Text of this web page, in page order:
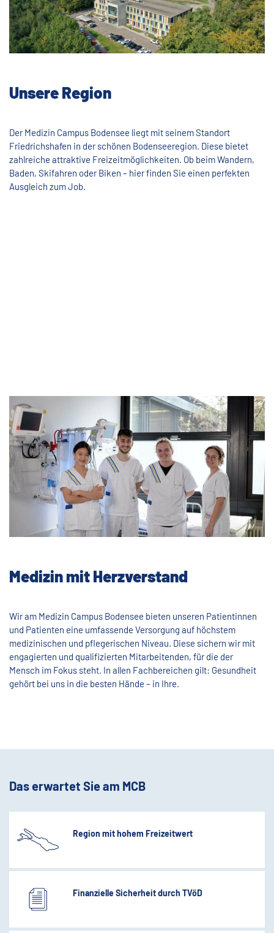
Unsere Region
Der Medizin Campus Bodensee liegt mit seinem Standort
Friedrichshafen in der schönen Bodenseeregion. Diese bietet
zahlreiche attraktive Freizeitmöglichkeiten. Ob beim Wandern,
Baden, Skifahren oder Biken – hier finden Sie einen perfekten
Ausgleich zum Job.
Medizin mit Herzverstand
Wir am Medizin Campus Bodensee bieten unseren Patientinnen
und Patienten eine umfassende Versorgung auf höchstem
medizinischen und pflegerischen Niveau. Diese sichern wir mit
engagierten und qualifizierten Mitarbeitenden, für die der
Mensch im Fokus steht. In allen Fachbereichen gilt: Gesundheit
gehört bei uns in die besten Hände – in Ihre.
Das erwartet Sie am MCB
Region mit hohem Freizeitwert
Finanzielle Sicherheit durch TVöD